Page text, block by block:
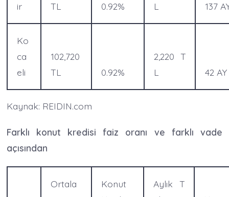
ir
TL
0.92%
L
137
Ko
ca
eli
102,720
TL
0.92%
2,220 T
L
42 AY
Kaynak: REIDIN.com
Farklı konut kredisi faiz oranı ve farklı vade
açısından
Ortala
Konut
Aylık T